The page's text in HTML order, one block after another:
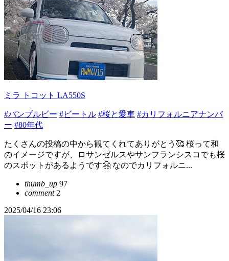
ミラ トコット LA550S
#バンブルビー #ビートル #桜と愛車 #カリフォルニアナンバ
ー #80年代
たくさんの投稿の中から観てくれてありがとう🥰 桜って和
のイメージですが、ロサンゼルスやサンフランシスコでも桜
のスポットがあるようです🤗 なのでカリフォルニ...
thumb_up 97
comment2
2025/04/16 23:06